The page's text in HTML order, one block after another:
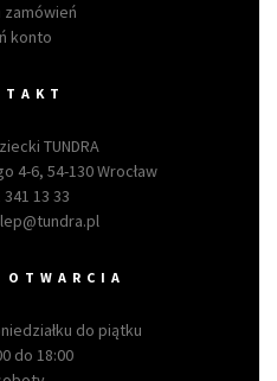
zamówień
konto
TUNDRA
4-6, 54-130 Wrocław
341 13 33
do piątku
do 18:00